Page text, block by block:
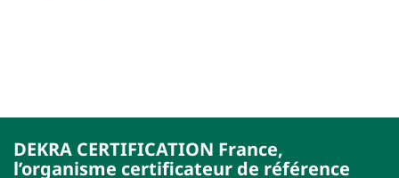
DEKRA CERTIFICATION France,
l’organisme certificateur de référence